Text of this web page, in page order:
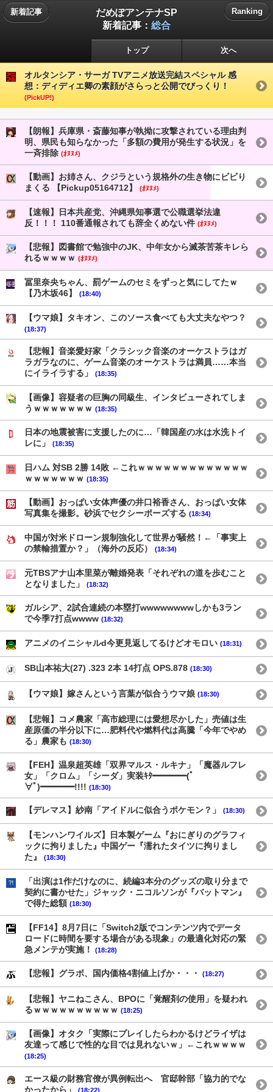
新着記事
だめぽアンテナSP
新着記事： 総合
Ranking
トップ 次へ
オルタンシア・サーガ TVアニメ放送完結スペシャル 感
想：ディディエ卿の素顔がさらっと公開でびっくり！
(PickUP!)
【朗報】兵庫県・斎藤知事が執拗に攻撃されている理由判
明、県民も知らなかった「多額の費用が発生する状況」を
一斉排除 (ｵﾇﾇﾒ)
【動画】お姉さん、クジラという規格外の生き物にビビり
まくる 【Pickup05164712】
(ｵﾇﾇﾒ)
【速報】日本共産党、沖縄県知事選で公職選挙法違
反！！！ 110番通報されても辞全くめない件 (ｵﾇﾇﾒ)
【悲報】図書館で勉強中のJK、中年女から滅茶苦茶キレら
れるｗｗｗｗ (ｵﾇﾇﾒ)
冨里奈央ちゃん、罰ゲームのセミをずっと気にしてたｗ
【乃木坂46】
(18:40)
【ウマ娘】タキオン、このソース食べても大丈夫なやつ？
(18:37)
【悲報】音楽愛好家「クラシック音楽のオーケストラはガ
ラガラなのに、ゲーム音楽のオーケストラは満員……本当
にイライラする」
(18:35)
【画像】容疑者の巨胸の同級生、インタビューされてしま
うｗｗｗｗｗｗｗ (18:35)
日本の地震被害に支援したのに…「韓国産の水は水洗トイ
レに」
(18:35)
日ハム 対SB 2勝 14敗 ←これｗｗｗｗｗｗｗｗｗｗｗｗｗ
ｗｗｗｗｗｗｗ (18:35)
【動画】おっぱい女体声優の井口裕香さん、おっぱい女体
写真集を撮影。砂浜でセクシーポーズする (18:34)
中国が対米ドローン規制強化して世界が騒然！←「事実上
の禁輸措置か？」（海外の反応）
(18:34)
元TBSアナ山本里菜が離婚発表「それぞれの道を歩むこと
となりました」
(18:32)
ガルシア、2試合連続の本塁打wwwwwwwwしかも3ラン
で今季7打点wwww (18:32)
アニメのイニシャルd今更見返してるけどオモロい (18:31)
SB山本祐大(27) .323 2本 14打点 OPS.878 (18:30)
【ウマ娘】嫁さんという言葉が似合うウマ娘 (18:30)
【悲報】コメ農家「高市総理には愛想尽かした」売値は生
産原価の半分以下に…肥料代や燃料代は高騰「今年でやめ
る」農家も (18:30)
【FEH】温泉超英雄「双界マルス・ルキナ」「魔器ルフレ
女」「クロム」「シーダ」実装ｷﾀ━━━━(ﾟ
∀ﾟ)━━━━!!!! (18:30)
【デレマス】紗南「アイドルに似合うポケモン？」 (18:30)
【モンハンワイルズ】日本製ゲーム『おにぎりのグラフィ
ックに拘りました』中国ゲー『濡れたタイツに拘りまし
た』
(18:30)
「出演は1作だけなのに、続編3本分のグッズの取り分まで
契約に書かせた」ジャック・ニコルソンが『バットマン』
で得た総額 (18:30)
【FF14】8月7日に「Switch2版でコンテンツ内でデータ
ロードに時間を要する場合がある現象」の最適化対応の緊
急メンテが実施！
(18:28)
【悲報】グラボ、国内価格4割値上げか・・・ (18:27)
【悲報】ヤニねこさん、BPOに「覚醒剤の使用」を疑われ
るｗｗｗｗｗｗｗｗｗｗ (18:25)
【画像】オタク「実際にプレイしたらわかるけどライザは
友達って感じで性的な目では見れないｗ」←これｗｗｗｗ
(18:25)
エース級の財務官僚が異例転出へ 官邸幹部「協力的でな
かったから」
(18:22)